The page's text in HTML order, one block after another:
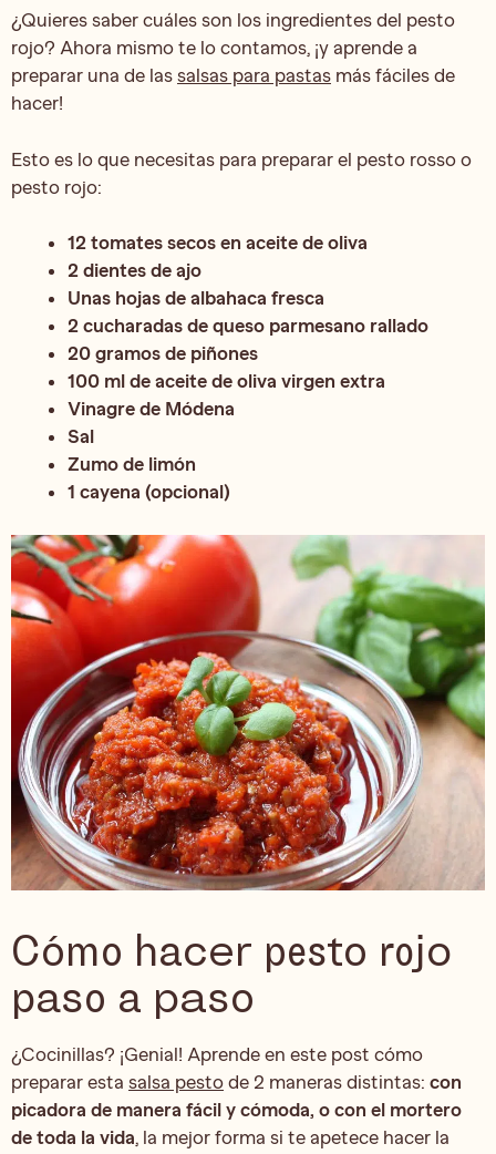
¿Quieres saber cuáles son los ingredientes del pesto
rojo? Ahora mismo te lo contamos, ¡y aprende a
preparar una de las salsas para pastas más fáciles de
hacer!
Esto es lo que necesitas para preparar el pesto rosso o
pesto rojo:
12 tomates secos en aceite de oliva
2 dientes de ajo
Unas hojas de albahaca fresca
2 cucharadas de queso parmesano rallado
20 gramos de piñones
100 ml de aceite de oliva virgen extra
Vinagre de Módena
Sal
Zumo de limón
1 cayena (opcional)
Cómo hacer pesto rojo
paso a paso
¿Cocinillas? ¡Genial! Aprende en este post cómo
preparar esta salsa pesto de 2 maneras distintas: con
picadora de manera fácil y cómoda, o con el mortero
de toda la vida, la mejor forma si te apetece hacer la